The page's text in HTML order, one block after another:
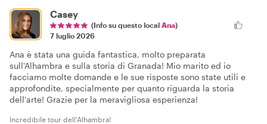
Casey
(Info su questo local Ana)
7 luglio 2026
Ana è stata una guida fantastica, molto preparata
sull'Alhambra e sulla storia di Granada! Mio marito ed io
facciamo molte domande e le sue risposte sono state utili e
approfondite, specialmente per quanto riguarda la storia
dell'arte! Grazie per la meravigliosa esperienza!
Incredibile tour dell'Alhambra!